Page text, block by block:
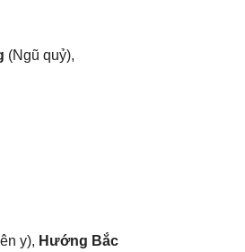
(Ngũ quỷ),
y), Hướng Bắc